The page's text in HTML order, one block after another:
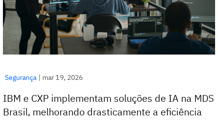
Segurança | mar 19, 2026
IBM e CXP implementam soluções de IA na MDS
Brasil, melhorando drasticamente a eficiência